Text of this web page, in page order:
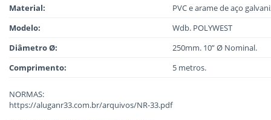
Material:
PVC e arame de aço
Modelo:
Wdb. POLYWEST
Diâmetro Ø:
250mm. 10” Ø Nominal.
Comprimento:
5 metros.
NORMAS:
https://aluganr33.com.br/arquivos/NR-33.pdf